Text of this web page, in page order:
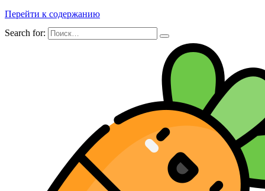
Перейти к содержанию
Search for: